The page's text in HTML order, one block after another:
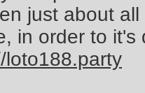
just about
in order to it's
loto188.party